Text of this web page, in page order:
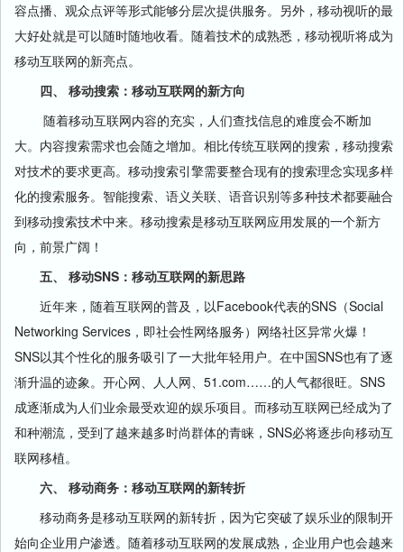
容点播、观众点评等形式能够分层次提供服务。另外，移动视听的最
大好处就是可以随时随地收看。随着技术的成熟悉，移动视听将成为
移动互联网的新亮点。
四、 移动搜索：移动互联网的新方向
随着移动互联网内容的充实，人们查找信息的难度会不断加
大。内容搜索需求也会随之增加。相比传统互联网的搜索，移动搜索
对技术的要求更高。移动搜索引擎需要整合现有的搜索理念实现多样
化的搜索服务。智能搜索、语义关联、语音识别等多种技术都要融合
到移动搜索技术中来。移动搜索是移动互联网应用发展的一个新方
向，前景广阔！
五、 移动SNS：移动互联网的新思路
近年来，随着互联网的普及，以Facebook代表的SNS（Social
Networking Services，即社会性网络服务）网络社区异常火爆！
SNS以其个性化的服务吸引了一大批年轻用户。在中国SNS也有了逐
渐升温的迹象。开心网、人人网、51.com……的人气都很旺。SNS
成逐渐成为人们业余最受欢迎的娱乐项目。而移动互联网已经成为了
和种潮流，受到了越来越多时尚群体的青睐，SNS必将逐步向移动互
联网移植。
六、 移动商务：移动互联网的新转折
移动商务是移动互联网的新转折，因为它突破了娱乐业的限制开
始向企业用户渗透。随着移动互联网的发展成熟，企业用户也会越来